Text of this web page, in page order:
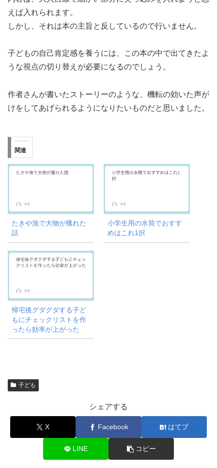
えば入れられます。
しかし、それは本の主旨と反しているので行いません。
子どもの自己肯定感を養うには、この本の中で出てきたよ
うな視点の切り替えが必要になるのでしょう。
作者さんが書いたストーリーのような、機転の効いた声が
けをしてあげられるようになりたいものだと思いました。
関連
たきや漁で大物が獲れた
話
小学生用の水筒でおすす
めはこれ1択
帰宅後グダグダする子ど
もにチェックリストを作
ったら効率が上がった
子ども
シェアする
X Facebook はてブ
LINE コピー